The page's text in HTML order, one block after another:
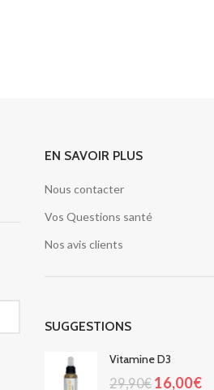
EN SAVOIR PLUS
Nous contacter
Vos Questions santé
Nos avis clients
SUGGESTIONS
Vitamine D3
29,90€ 16,00€